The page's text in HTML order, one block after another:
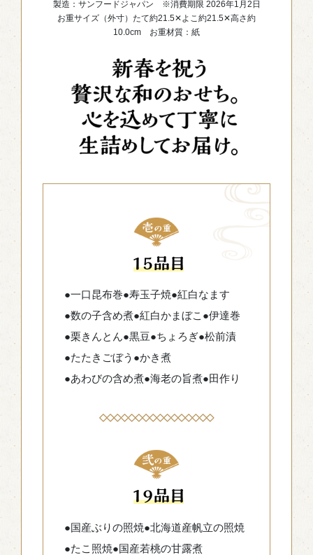
製造：サンフードジャパン ※消費期限 2026年1月2日
お重サイズ（外寸）たて約21.5✕よこ約21.5✕高さ約
10.0cm お重材質：紙
●一口昆布巻●寿玉子焼●紅白なます
●数の子含め煮●紅白かまぼこ ●伊達巻
●栗きんとん●黒豆●ちょろぎ●松前漬
●たたきごぼう ●かき煮
●あわびの含め煮●海老の旨煮●田作り
●国産ぶりの照焼●北海道産帆立の照焼
●たこ照焼●国産若桃の甘露煮